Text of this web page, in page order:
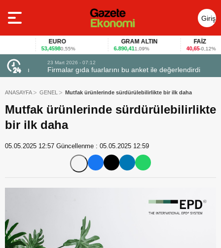
Giriş
Yap
EURO
53,45980,55%
GRAM ALTIN
6.890,411,09% 40,65-0,12%
23 Mart 2026 - 07:12
Firmalar gıda fuarlarını bu anket ile değerlendirdi
ANASAYFA GENEL Mutfak ürünlerinde sürdürülebilirlikte bir ilk daha
Mutfak ürünlerinde sürdürülebilirlikte
bir ilk daha
05.05.2025 12:57 Güncellenme : 05.05.2025 12:59